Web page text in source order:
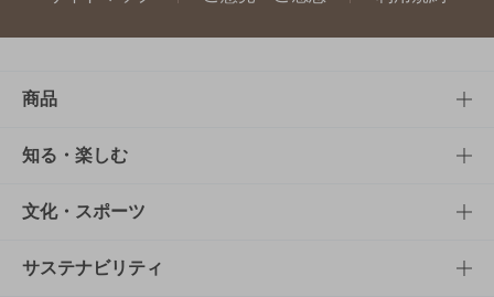
商品
商品TOP
商品一覧
商品発売情報
知る・楽しむ
知る・楽しむTOP
キャンペーン
文化・スポーツ
文化・スポーツTOP
サステナビリティ